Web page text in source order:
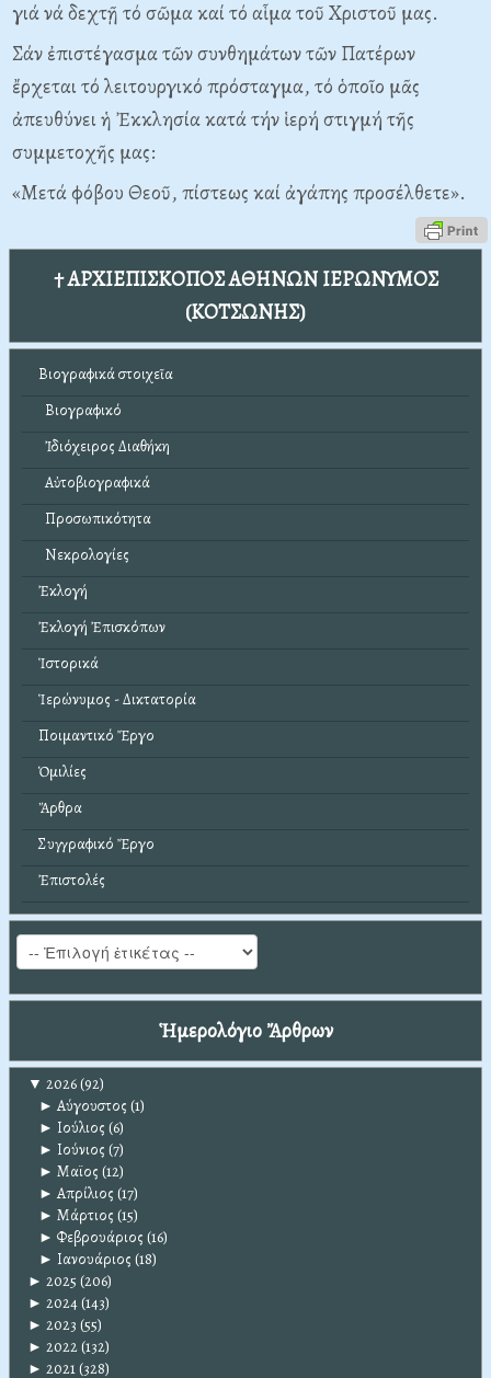
γιά νά δεχτῇ τό σῶμα καί τό αἷμα τοῦ Χριστοῦ μας.
Σάν ἐπιστέγασμα τῶν συνθημάτων τῶν Πατέρων
ἔρχεται τό λειτουργικό πρόσταγμα, τό ὁποῖο μᾶς
ἀπευθύνει ἡ Ἐκκλησία κατά τήν ἱερή στιγμή τῆς
συμμετοχῆς μας:
«Μετά φόβου Θεοῦ, πίστεως καί ἀγάπης προσέλθετε».
† ΑΡΧΙΕΠΙΣΚΟΠΟΣ ΑΘΗΝΩΝ ΙΕΡΩΝΥΜΟΣ
(ΚΟΤΣΩΝΗΣ)
Βιογραφικά στοιχεῖα
Βιογραφικό
Ἰδιόχειρος Διαθήκη
Αὐτοβιογραφικά
Προσωπικότητα
Νεκρολογίες
Ἐκλογή
Ἐκλογή Ἐπισκόπων
Ἱστορικά
Ἱερώνυμος - Δικτατορία
Ποιμαντικό Ἔργο
Ὁμιλίες
Ἄρθρα
Συγγραφικό Ἔργο
Ἐπιστολές
Ἡμερολόγιο Ἄρθρων
▼ 2026(92)
► Αύγουστος (1)
► Ιούλιος (6)
► Ιούνιος (7)
► Μαϊος (12)
► Απρίλιος (17)
► Μάρτιος (15)
► Φεβρουάριος (16)
► Ιανουάριος (18)
► 2025 (206)
► 2024(143)
► 2023 (55)
► 2022(132)
► 2021(328)